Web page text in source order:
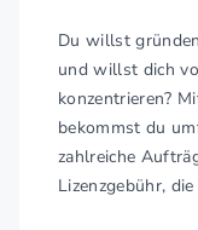
Du willst
und willst dich
konzentrieren?
bekommst du
zahlreiche
Lizenzgebühr,